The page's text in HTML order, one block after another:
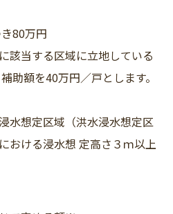
80万円
当する区域に立地している
助額を40万円／戸とします。
水想定区域（洪水浸水想定区
おける浸水想 定高さ３ｍ以上